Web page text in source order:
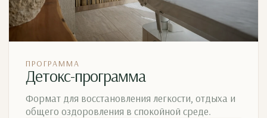
ПРОГРАММА
Детокс-программа
Формат для восстановления легкости, отдыха и
общего оздоровления в спокойной среде.